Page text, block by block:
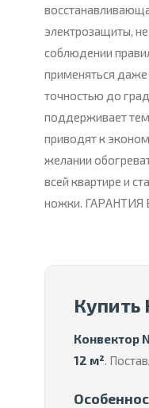
электрозащиты,
соблюдении
применяться
точностью до
поддерживает
приводят к
желании
всей квартире и
ножки. ГАРАНТИЯ
Купить
Конвектор
12 м².